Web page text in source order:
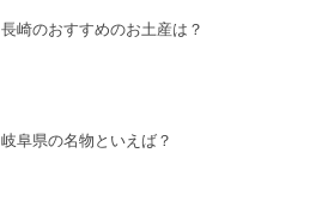
長崎のおすすめのお土産は？
岐阜県の名物といえば？